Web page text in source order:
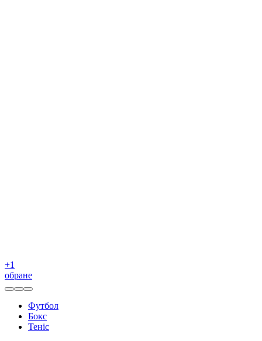
+1
обране
Футбол
Бокс
Теніс